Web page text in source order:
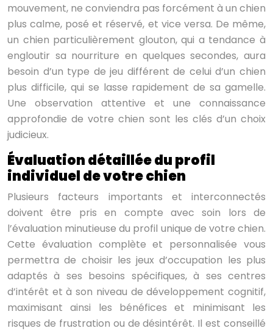
mouvement, ne conviendra pas forcément à un chien
plus calme, posé et réservé, et vice versa. De même,
un chien particulièrement glouton, qui a tendance à
engloutir sa nourriture en quelques secondes, aura
besoin d’un type de jeu différent de celui d’un chien
plus difficile, qui se lasse rapidement de sa gamelle.
Une observation attentive et une connaissance
approfondie de votre chien sont les clés d’un choix
judicieux.
Évaluation détaillée du profil
individuel de votre chien
Plusieurs facteurs importants et interconnectés
doivent être pris en compte avec soin lors de
l’évaluation minutieuse du profil unique de votre chien.
Cette évaluation complète et personnalisée vous
permettra de choisir les jeux d’occupation les plus
adaptés à ses besoins spécifiques, à ses centres
d’intérêt et à son niveau de développement cognitif,
maximisant ainsi les bénéfices et minimisant les
risques de frustration ou de désintérêt. Il est conseillé